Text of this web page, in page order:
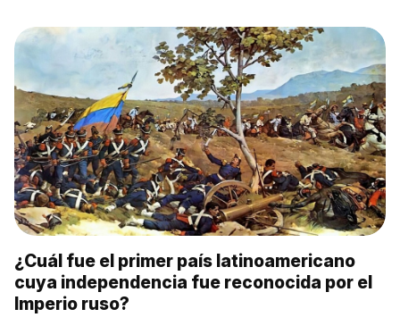
¿Cuál fue el primer país latinoamericano
cuya independencia fue reconocida por el
Imperio ruso?